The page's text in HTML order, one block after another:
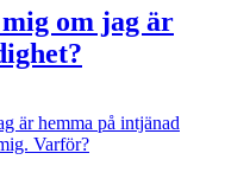
om jag är
är hemma på intjänad
Varför?